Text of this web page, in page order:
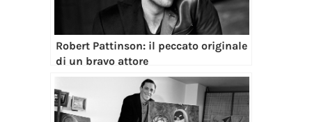
Robert Pattinson: il peccato originale
di un bravo attore